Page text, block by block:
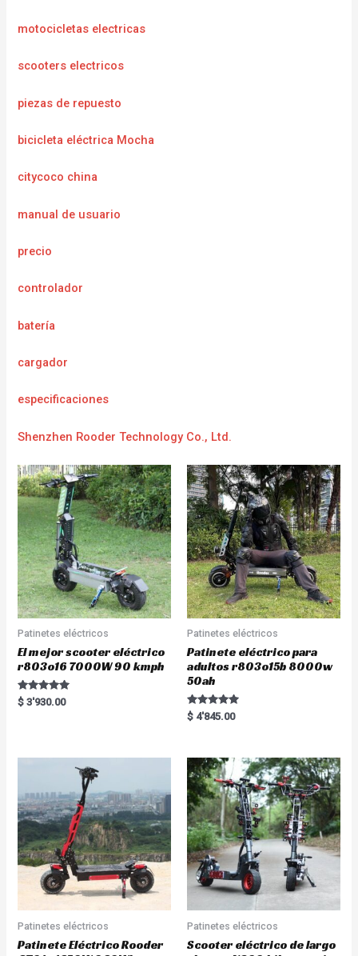
motocicletas electricas
scooters electricos
piezas de repuesto
bicicleta eléctrica Mocha
citycoco china
manual de usuario
precio
controlador
batería
cargador
especificaciones
Shenzhen Rooder Technology Co., Ltd.
Patinetes eléctricos
El mejor scooter eléctrico
r803o16 7000W 90 kmph
Rated
5.00
$ 3'930.00
Patinetes eléctricos
Patinete eléctrico para
adultos r803o15b 8000w
50ah
Rated
5.00
$ 4'845.00
Patinetes eléctricos
Patinete Eléctrico Rooder
Patinetes eléctricos
Scooter eléctrico de largo